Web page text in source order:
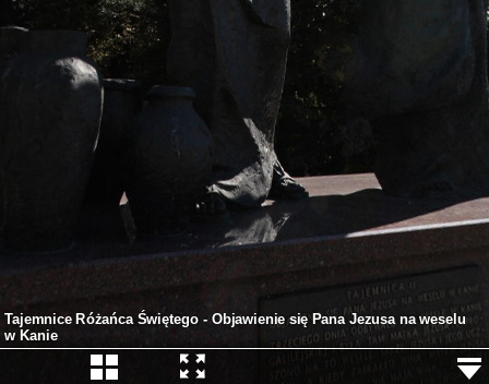
Tajemnice Różańca Świętego - Objawienie się Pana Jezusa na weselu
w Kanie